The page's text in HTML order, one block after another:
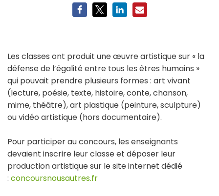
Les classes ont produit une œuvre artistique sur « la
défense de l’égalité entre tous les êtres humains »
qui pouvait prendre plusieurs formes : art vivant
(lecture, poésie, texte, histoire, conte, chanson,
mime, théâtre), art plastique (peinture, sculpture)
ou vidéo artistique (hors documentaire).
Pour participer au concours, les enseignants
devaient inscrire leur classe et déposer leur
production artistique sur le site internet dédié
: concoursnousautres.fr